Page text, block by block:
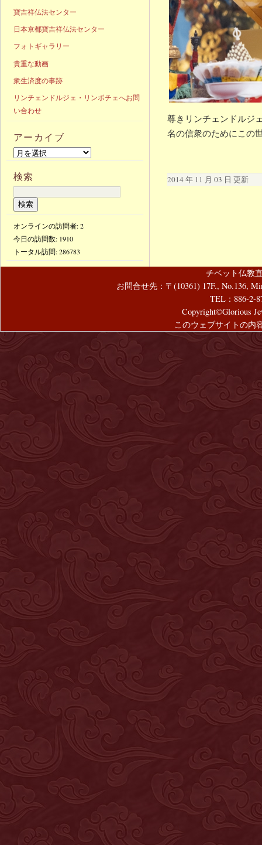
尊きリンチェンドルジ
名の信衆のためにこの
2014 年 11 月 03 日 更新
寶吉祥仏法センター
日本京都寶吉祥仏法センター
フォトギャラリー
貴重な動画
衆生済度の事跡
リンチェンドルジェ・リンポチェへお問
い合わせ
アーカイブ
検索
オンラインの訪問者: 2
今日の訪問数: 1910
トータル訪問:286783
チベット仏教
お問合せ先：〒(10361) 17F., No.136,
TEL：886-2-
Copyright©Glorious
このウェブサイトの内